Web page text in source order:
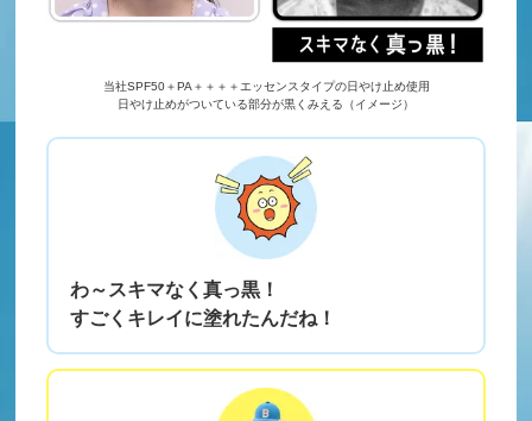
当社SPF50＋PA＋＋＋＋エッセンスタイプの日やけ止め使用
日やけ止めがついている部分が黒くみえる（イメージ）
わ～スキマなく真っ黒！
すごくキレイに塗れたんだね！